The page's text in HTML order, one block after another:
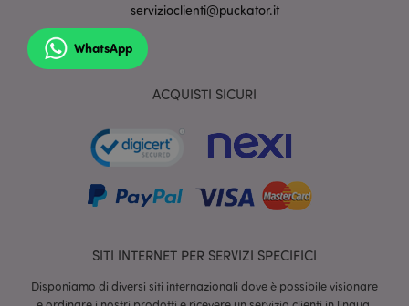
servizioclienti@puckator.it
WhatsApp
ACQUISTI SICURI
SITI INTERNET PER SERVIZI SPECIFICI
Disponiamo di diversi siti internazionali dove è possibile visionare
section_data_ids
Adobe Inc.